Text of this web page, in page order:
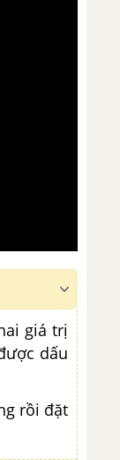
giá trị
dấu
rồi đặt